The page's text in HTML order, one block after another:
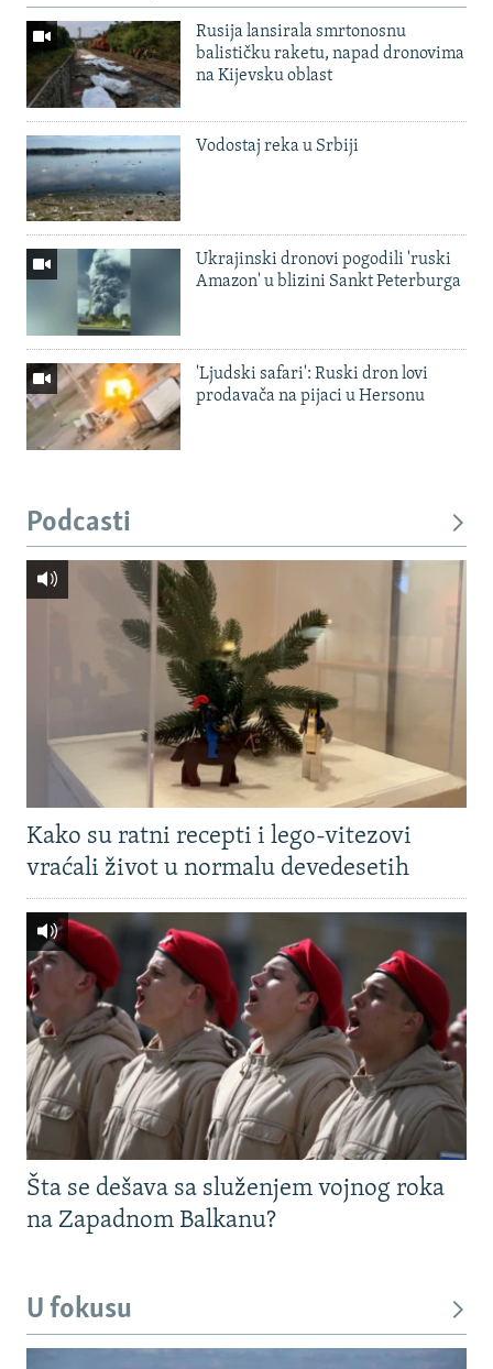
Rusija lansirala smrtonosnu
balističku raketu, napad dronovima
na Kijevsku oblast
Vodostaj reka u Srbiji
Ukrajinski dronovi pogodili 'ruski
Amazon' u blizini Sankt Peterburga
'Ljudski safari': Ruski dron lovi
prodavača na pijaci u Hersonu
Podcasti
Kako su ratni recepti i lego-vitezovi
vraćali život u normalu devedesetih
Šta se dešava sa služenjem vojnog roka
na Zapadnom Balkanu?
U fokusu